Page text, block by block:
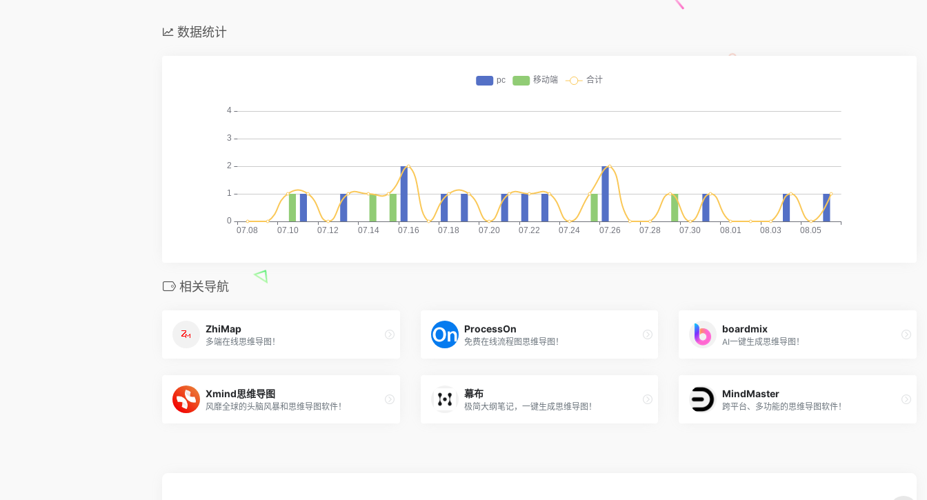
数据统计
相关导航
ZhiMap
多端在线思维导图！
ProcessOn
免费在线流程图思维导图！
boardmix
AI一键生成思维导图！
Xmind思维导图
风靡全球的头脑风暴和思维导图软件！
幕布
极简大纲笔记，一键生成思维导图！
MindMaster
跨平台、多功能的思维导图软件！